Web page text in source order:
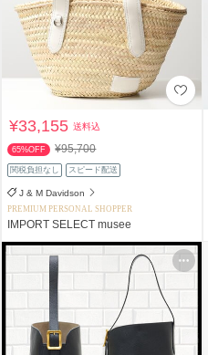
¥33,155送料込
65%OFF ¥95,700
関税負担なし スピード配送
J & M Davidson
PREMIUM PERSONAL SHOPPER
IMPORT SELECT musee